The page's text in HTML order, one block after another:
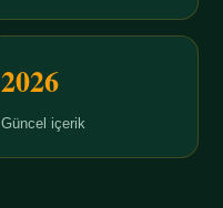
2026
Güncel içerik